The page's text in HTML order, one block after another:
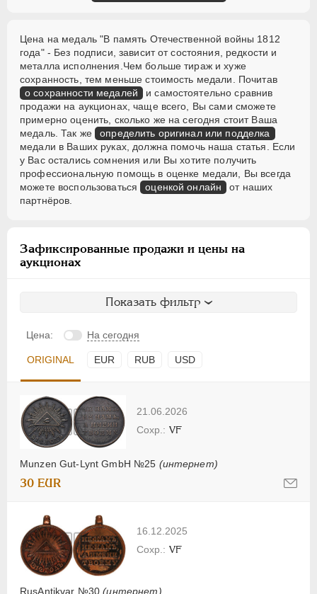
Цена на медаль "В память Отечественной войны 1812
года" - Без подписи, зависит от состояния, редкости и
металла исполнения.Чем больше тираж и хуже
сохранность, тем меньше стоимость медали. Почитав
о сохранности медалей и самостоятельно сравнив
продажи на аукционах, чаще всего, Вы сами сможете
примерно оценить, сколько же на сегодня стоит Ваша
медаль. Так же определить оригинал или подделка
медали в Ваших руках, должна помочь наша статья. Если
у Вас остались сомнения или Вы хотите получить
профессиональную помощь в оценке медали, Вы всегда
можете воспользоваться оценкой онлайн
от наших
партнёров.
Зафиксированные продажи и цены на
аукционах
Показать фильтр
Цена: На сегодня
ORIGINAL EUR RUB USD
21.06.2026
Munzen Gut-Lynt GmbH №25 (интернет)
VF
30 EUR
16.12.2025
RusAntikvar №30(интернет)
VF